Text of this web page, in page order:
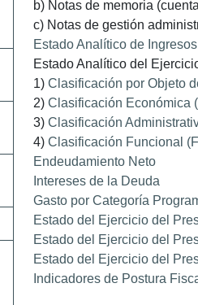
b) Notas de memoria
c) Notas de gestión
Estado Analítico de Ingresos
Estado Analítico del
1) Clasificación por Objeto
2) Clasificación Económica
3) Clasificación
4) Clasificación Funcional
Endeudamiento Neto
Intereses de la Deuda
Gasto por Categoría
Estado del Ejercicio del
Estado del Ejercicio del
Estado del Ejercicio del
Indicadores de Postura